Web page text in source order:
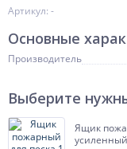
Артикул: -
Основные
Производитель
Выберите
Ящик